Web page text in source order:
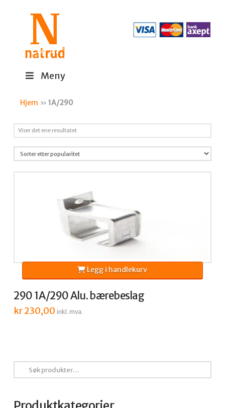
Meny
Hjem »1A/290
Viser det ene resultatet
290 1A/290 Alu. bærebeslag
kr230,00 inkl. mva.
Legg i handlekurv
etter: